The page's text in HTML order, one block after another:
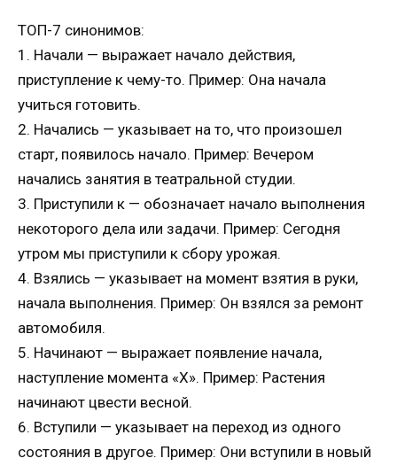
ТОП-7 синонимов:
1. Начали — выражает начало действия,
приступление к чему-то. Пример: Она начала
учиться готовить.
2. Начались — указывает на то, что произошел
старт, появилось начало. Пример: Вечером
начались занятия в театральной студии.
3. Приступили к — обозначает начало выполнения
некоторого дела или задачи. Пример: Сегодня
утром мы приступили к сбору урожая.
4. Взялись — указывает на момент взятия в руки,
начала выполнения. Пример: Он взялся за ремонт
автомобиля.
5. Начинают — выражает появление начала,
наступление момента «Х». Пример: Растения
начинают цвести весной.
6. Вступили — указывает на переход из одного
состояния в другое. Пример: Они вступили в новый